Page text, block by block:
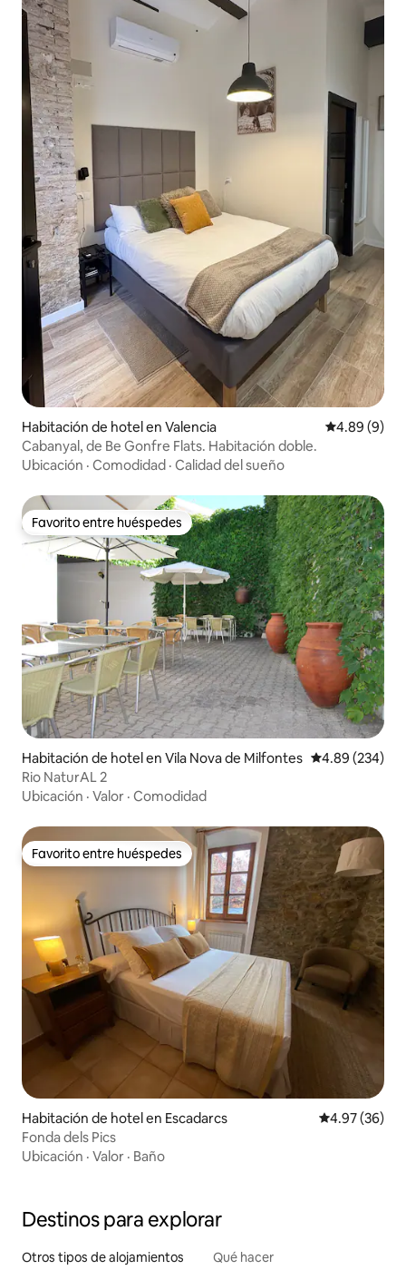
Habitación de hotel en Valencia Calificación
4.89 (9)
Cabanyal, de Be Gonfre Flats. Habitación doble.
Ubicación · Comodidad · Calidad del sueño
Favorito entre huéspedes
Favorito entre huéspedes
Habitación de hotel en Vila Nova de Milfontes Calificación
4.89 (234)
Rio NaturAL 2
Ubicación · Valor · Comodidad
Favorito entre huéspedes
Favorito entre huéspedes
Habitación de hotel en Escadarcs Calificación
4.97 (36)
Fonda dels Pics
Ubicación · Valor · Baño
Destinos para explorar
Otros tipos de alojamientos Qué hacer